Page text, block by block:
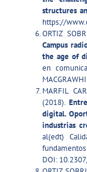
structures
https://
ORTIZ
Campus
the age of
en
MARFIL
(2018).
digital.
industrias
al(edt)
DOI: